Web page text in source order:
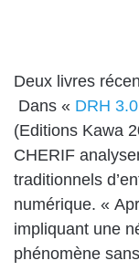
Deux livres
Dans « DRH
(Editions Kawa
CHERIF
traditionnels
numérique. «
impliquant une
phénomène